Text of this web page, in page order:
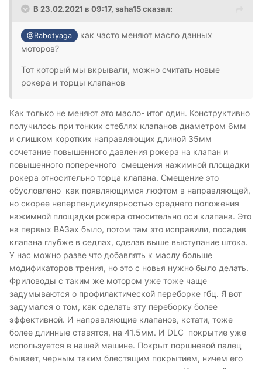
В 23.02.2021 в 09:17, saha15сказал:
@Rabotyaga
как часто меняют масло данных
моторов?
Тот который мы вкрывали, можно считать новые
рокера и торцы клапанов
Как только не меняют это масло- итог один. Конструктивно
получилось при тонких стеблях клапанов диаметром 6мм
и слишком коротких направляющих длиной 35мм
сочетание повышенного давления рокера на клапан и
повышенного поперечного смещения нажимной площадки
рокера относительно торца клапана. Смещение это
обусловлено как появляющимся люфтом в направляющей,
но скорее неперпендикулярностью среднего положения
нажимной площадки рокера относительно оси клапана. Это
на первых ВАЗах было, потом там это исправили, посадив
клапана глубже в седлах, сделав выше выступание штока.
У нас можно разве что добавлять к маслу больше
модификаторов трения, но это с новья нужно было делать.
Фриловоды с таким же мотором уже тоже чаще
задумываются о профилактической переборке гбц. Я вот
задумался о том, как сделать эту переборку более
эффективной. И направляющие клапанов, кстати, тоже
более длинные ставятся, на 41.5мм. И DLC покрытие уже
используется в нашей машине. Покрыт поршневой палец
бывает, черным таким блестящим покрытием, ничем его